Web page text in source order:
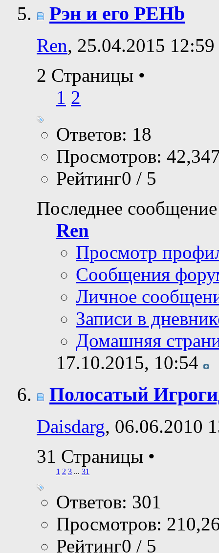
Рэн и его PEHb
Ren, 25.04.2015 12:59
2 Страницы •
1 2
Ответов: 18
Просмотров:
Рейтинг0 / 5
Последнее
Ren
Просмотр
Сообщения
Личное
Записи в
Домашняя
17.10.2015, 10:54
Полосатый
Daisdarg, 06.06.2010
31 Страницы •
1 2 3 ... 31
Ответов: 301
Просмотров:
Рейтинг0 / 5